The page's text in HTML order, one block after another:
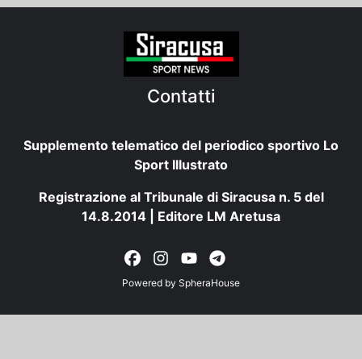
Contatti
Supplemento telematico del periodico sportivo Lo
Sport Illustrato
Registrazione al Tribunale di Siracusa n. 5 del
14.8.2014 | Editore LM Aretusa
Powered by SpheraHouse